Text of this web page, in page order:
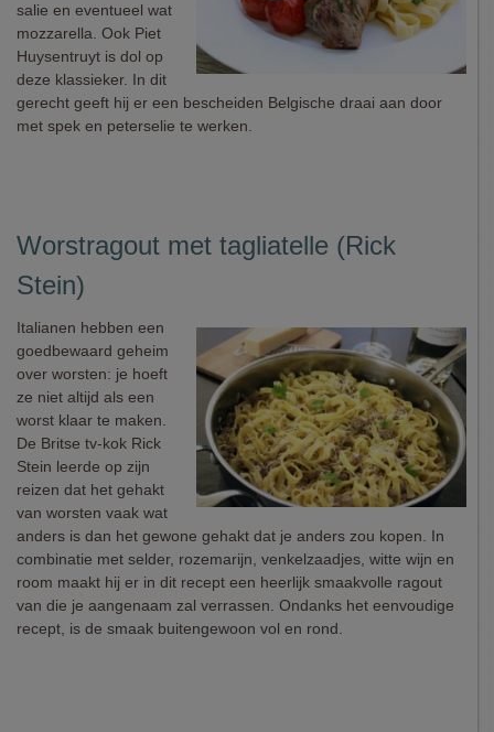
salie en eventueel wat
mozzarella. Ook Piet
Huysentruyt is dol op
deze klassieker. In dit
gerecht geeft hij er een bescheiden Belgische draai aan door
met spek en peterselie te werken.
Worstragout met tagliatelle (Rick
Stein)
Italianen hebben een
goedbewaard geheim
over worsten: je hoeft
ze niet altijd als een
worst klaar te maken.
De Britse tv-kok Rick
Stein leerde op zijn
reizen dat het gehakt
van worsten vaak wat
anders is dan het gewone gehakt dat je anders zou kopen. In
combinatie met selder, rozemarijn, venkelzaadjes, witte wijn en
room maakt hij er in dit recept een heerlijk smaakvolle ragout
van die je aangenaam zal verrassen. Ondanks het eenvoudige
recept, is de smaak buitengewoon vol en rond.